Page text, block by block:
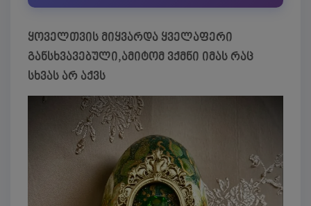
ყოველთვის მიყვარდა ყველაფერი
განსხვავებული,ამიტომ ვქმნი იმას რაც
სხვას არ აქვს